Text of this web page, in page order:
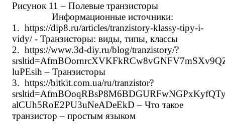
Рисунок 11 – Полевые транзисторы
Информационные источники:
1. https://dip8.ru/articles/tranzistory-klassy-tipy-i-
vidy/- Транзисторы: виды, типы, классы
2. https://www.3d-diy.ru/blog/tranzistory/?
luPEsih – Транзисторы
3. https://bitkit.com.ua/ru/tranzistor?
alCUh5RoE2PU3uNeADeEkD – Что такое
транзистор – простым языком